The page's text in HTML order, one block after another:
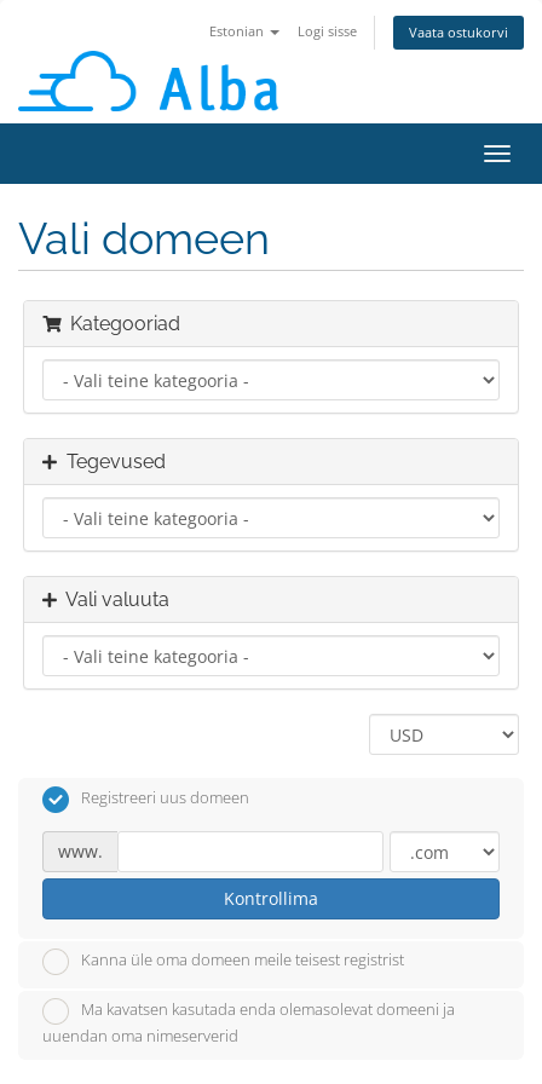
Estonian Logi sisse Vaata ostukorvi
Vali domeen
Kategooriad
Tegevused
Vali valuuta
Registreeri uus domeen
www.
Kontrollima
Kanna üle oma domeen meile teisest registrist
Ma kavatsen kasutada enda olemasolevat domeeni ja
uuendan oma nimeserverid